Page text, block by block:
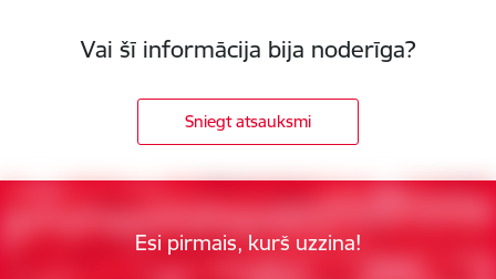
Vai šī informācija bija noderīga?
Sniegt atsauksmi
Esi pirmais, kurš uzzina!